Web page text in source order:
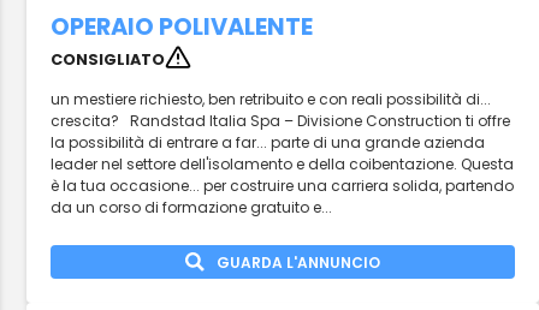
OPERAIO POLIVALENTE
CONSIGLIATO
un mestiere richiesto, ben retribuito e con reali possibilità di...
crescita? Randstad Italia Spa – Divisione Construction ti offre
la possibilità di entrare a far... parte di una grande azienda
leader nel settore dell'isolamento e della coibentazione. Questa
è la tua occasione... per costruire una carriera solida, partendo
da un corso di formazione gratuito e...
GUARDA L'ANNUNCIO